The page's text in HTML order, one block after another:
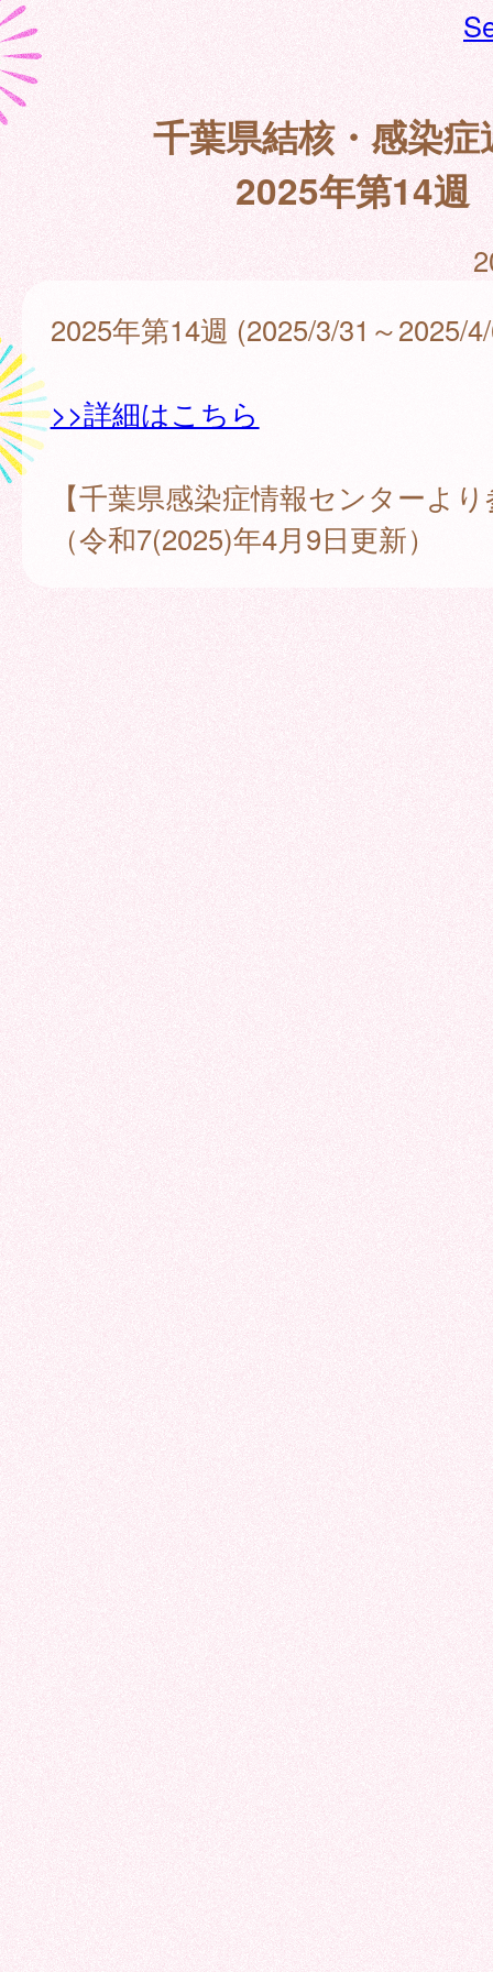
千葉県結核・感染症
2025年第14週
2025年第14週 (2025/3/31～2025/
>>詳細はこちら
【千葉県感染症情報センターよ
（令和7(2025)年4月9日更新）